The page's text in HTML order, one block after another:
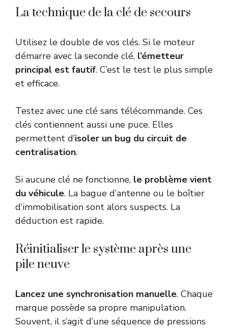
La technique de la clé de secours
Utilisez le double de vos clés. Si le moteur
démarre avec la seconde clé, l’émetteur
principal est fautif. C’est le test le plus simple
et efficace.
Testez avec une clé sans télécommande. Ces
clés contiennent aussi une puce. Elles
permettent d’isoler un bug du circuit de
centralisation.
Si aucune clé ne fonctionne, le problème vient
du véhicule. La bague d’antenne ou le boîtier
d’immobilisation sont alors suspects. La
déduction est rapide.
Réinitialiser le système après une
pile neuve
Lancez une synchronisation manuelle. Chaque
marque possède sa propre manipulation.
Souvent, il s’agit d’une séquence de pressions